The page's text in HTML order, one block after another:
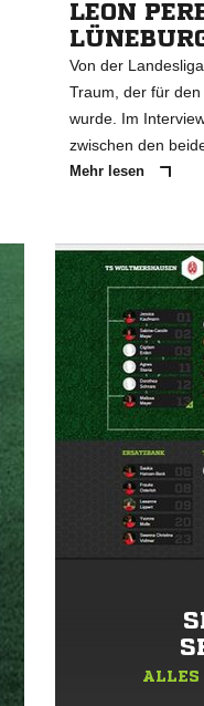
LEON
Von der
Traum, der für
wurde. Im
zwischen den
Mehr lesen
ALLES